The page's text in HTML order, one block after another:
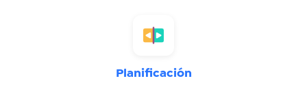
Planificación